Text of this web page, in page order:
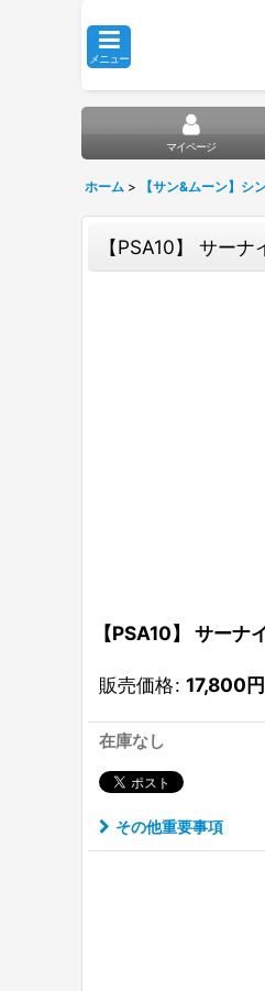
メニュー
マイページ
ホーム > 【サン&ムーン】シ
【PSA10】 サー
【PSA10】 サー
販売価格: 17,800円
在庫なし
その他重要事項